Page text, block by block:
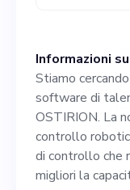
lavorerà
nostra
Informazioni
Stiamo
software di
OSTIRION. La
controllo
di controllo che
migliori la